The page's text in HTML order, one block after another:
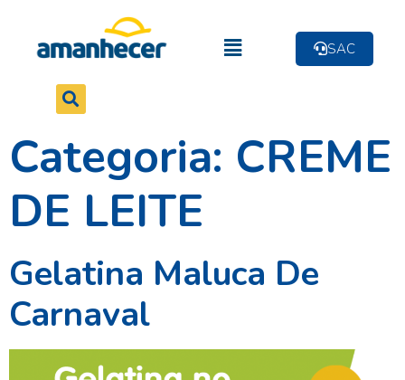
SAC
Categoria: CREME
DE LEITE
Gelatina Maluca De
Carnaval